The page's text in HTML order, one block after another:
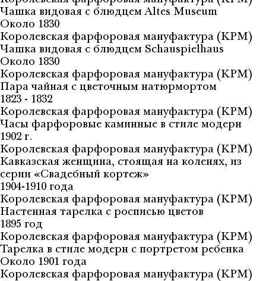
Чашка видовая с блюдцем Altes Museum
Около 1830
Королевская фарфоровая мануфактура (KPM)
Чашка видовая с блюдцем Schauspielhaus
Около 1830
Королевская фарфоровая мануфактура (KPM)
Пара чайная с цветочным натюрмортом
1823 - 1832
Королевская фарфоровая мануфактура (KPM)
Часы фарфоровые каминные в стиле модерн
1902 г.
Королевская фарфоровая мануфактура (KPM)
Кавказская женщина, стоящая на коленях, из
серии «Свадебный кортеж»
1904-1910 года
Королевская фарфоровая мануфактура (KPM)
Настенная тарелка с росписью цветов
1895 год
Королевская фарфоровая мануфактура (KPM)
Тарелка в стиле модерн с портретом ребенка
Около 1901 года
Королевская фарфоровая мануфактура (KPM)